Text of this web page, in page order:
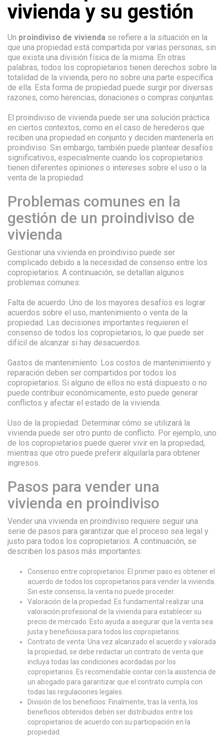
vivienda y su gestión
Un proindiviso de vivienda se refiere a la situación en la
que una propiedad está compartida por varias personas, sin
que exista una división física de la misma. En otras
palabras, todos los copropietarios tienen derechos sobre la
totalidad de la vivienda, pero no sobre una parte específica
de ella. Esta forma de propiedad puede surgir por diversas
razones, como herencias, donaciones o compras conjuntas.
El proindiviso de vivienda puede ser una solución práctica
en ciertos contextos, como en el caso de herederos que
reciben una propiedad en conjunto y deciden mantenerla en
proindiviso. Sin embargo, también puede plantear desafíos
significativos, especialmente cuando los copropietarios
tienen diferentes opiniones o intereses sobre el uso o la
venta de la propiedad.
Problemas comunes en la
gestión de un proindiviso de
vivienda
Gestionar una vivienda en proindiviso puede ser
complicado debido a la necesidad de consenso entre los
copropietarios. A continuación, se detallan algunos
problemas comunes:
Falta de acuerdo: Uno de los mayores desafíos es lograr
acuerdos sobre el uso, mantenimiento o venta de la
propiedad. Las decisiones importantes requieren el
consenso de todos los copropietarios, lo que puede ser
difícil de alcanzar si hay desacuerdos.
Gastos de mantenimiento: Los costos de mantenimiento y
reparación deben ser compartidos por todos los
copropietarios. Si alguno de ellos no está dispuesto o no
puede contribuir económicamente, esto puede generar
conflictos y afectar el estado de la vivienda.
Uso de la propiedad: Determinar cómo se utilizará la
vivienda puede ser otro punto de conflicto. Por ejemplo, uno
de los copropietarios puede querer vivir en la propiedad,
mientras que otro puede preferir alquilarla para obtener
ingresos.
Pasos para vender una
vivienda en proindiviso
Vender una vivienda en proindiviso requiere seguir una
serie de pasos para garantizar que el proceso sea legal y
justo para todos los copropietarios. A continuación, se
describen los pasos más importantes:
Consenso entre copropietarios: El primer paso es obtener el
acuerdo de todos los copropietarios para vender la vivienda.
Sin este consenso, la venta no puede proceder.
Valoración de la propiedad: Es fundamental realizar una
valoración profesional de la vivienda para establecer su
precio de mercado. Esto ayuda a asegurar que la venta sea
justa y beneficiosa para todos los copropietarios.
Contrato de venta: Una vez alcanzado el acuerdo y valorada
la propiedad, se debe redactar un contrato de venta que
incluya todas las condiciones acordadas por los
copropietarios. Es recomendable contar con la asistencia de
un abogado para garantizar que el contrato cumpla con
todas las regulaciones legales.
División de los beneficios: Finalmente, tras la venta, los
beneficios obtenidos deben ser distribuidos entre los
copropietarios de acuerdo con su participación en la
propiedad.